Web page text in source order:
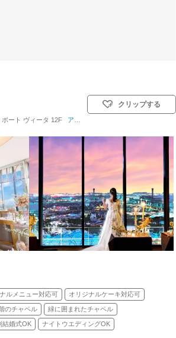
ル: 教会式(キリスト教式)／人前式
ート ヴィータ 12F アクセス詳細はこちら
クリップする
ルメニュー対応可 オリジナルケーキ対応可
のチャペル 緑に囲まれたチャペル
結婚式OK ナイトウエディングOK